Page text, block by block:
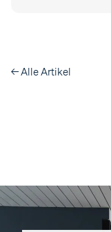
← Alle Artikel